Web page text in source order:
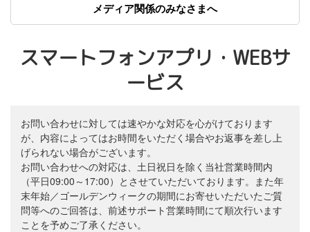
メディア関係のみなさまへ
スマートフォンアプリ・WEBサ
ービス
お問い合わせに対しては速やかな対応を心がけております
が、内容によってはお時間をいただく場合やお返事を差し上
げられない場合がございます。
お問い合わせへの対応は、土日祝日を除く当社営業時間内
（平日09:00～17:00）とさせていただいております。また年
末年始／ゴールデンウィークの期間にお寄せいただいたご質
問等へのご回答は、前述サポート営業時間にて順次行います
ことを予めご了承ください。